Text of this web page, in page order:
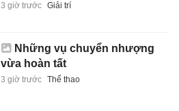
3 giờ trước Giải trí
Những vụ chuyển nhượng
vừa hoàn tất
3 giờ trước Thể thao